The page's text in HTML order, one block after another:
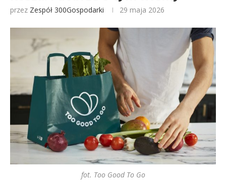
przez Zespół 300Gospodarki 29 maja 2026
fot. Too Good To Go